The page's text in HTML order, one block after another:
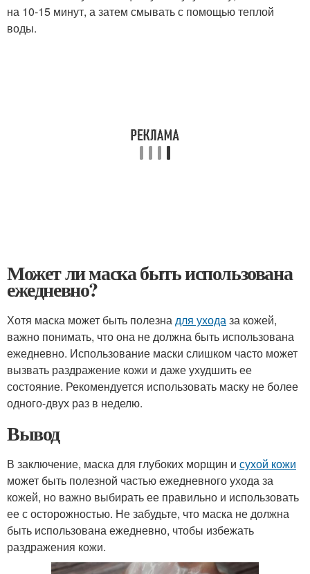
на 10-15 минут, а затем смывать с помощью теплой
воды.
Может ли маска быть использована
ежедневно?
Хотя маска может быть полезнадля уходаза кожей,
важно понимать, что она не должна быть использована
ежедневно. Использование маски слишком часто может
вызвать раздражение кожи и даже ухудшить ее
состояние. Рекомендуется использовать маску не более
одного-двух раз в неделю.
Вывод
В заключение, маска для глубоких морщин и сухой кожи
может быть полезной частью ежедневного ухода за
кожей, но важно выбирать ее правильно и использовать
ее с осторожностью. Не забудьте, что маска не должна
быть использована ежедневно, чтобы избежать
раздражения кожи.